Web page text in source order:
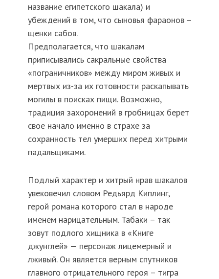
название египетского шакала) и
убеждений в том, что сыновья фараонов –
щенки сабов.
Предполагается, что шакалам
приписывались сакральные свойства
«пограничников» между миром живых и
мертвых из-за их готовности раскапывать
могилы в поисках пищи. Возможно,
традиция захоронений в гробницах берет
свое начало именно в страхе за
сохранность тел умерших перед хитрыми
падальщиками.
Подлый характер и хитрый нрав шакалов
увековечил словом Редьярд Киплинг,
герой романа которого стал в народе
именем нарицательным. Табаки – так
зовут подлого хищника в «Книге
джунглей» — персонаж лицемерный и
лживый. Он является верным спутников
главного отрицательного героя – тигра